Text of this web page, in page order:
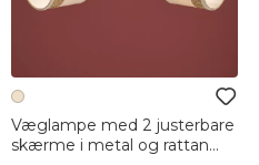
Væglampe med 2 justerbare
skærme i metal og rattan